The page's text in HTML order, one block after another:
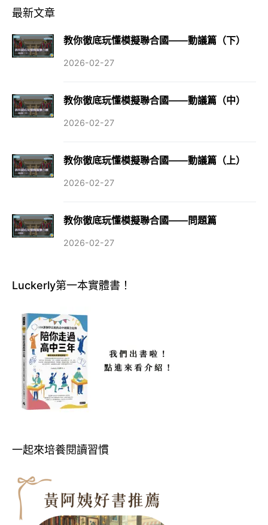
最新文章
教你徹底玩懂模擬聯合國——動議篇（下）
2026-02-27
教你徹底玩懂模擬聯合國——動議篇（中）
2026-02-27
教你徹底玩懂模擬聯合國——動議篇（上）
2026-02-27
教你徹底玩懂模擬聯合國——問題篇
2026-02-27
Luckerly第一本實體書！
一起來培養閱讀習慣